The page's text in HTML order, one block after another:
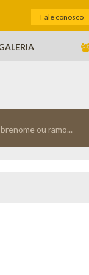
Fale conosco